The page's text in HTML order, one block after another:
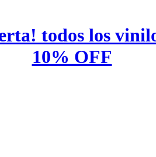
todos los
10% OFF